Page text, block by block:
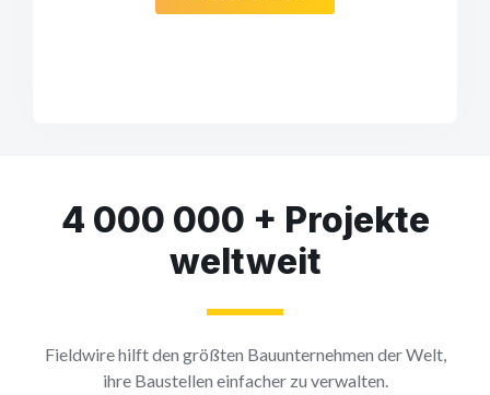
4 000 000 + Projekte
weltweit
Fieldwire hilft den größten Bauunternehmen der Welt,
ihre Baustellen einfacher zu verwalten.